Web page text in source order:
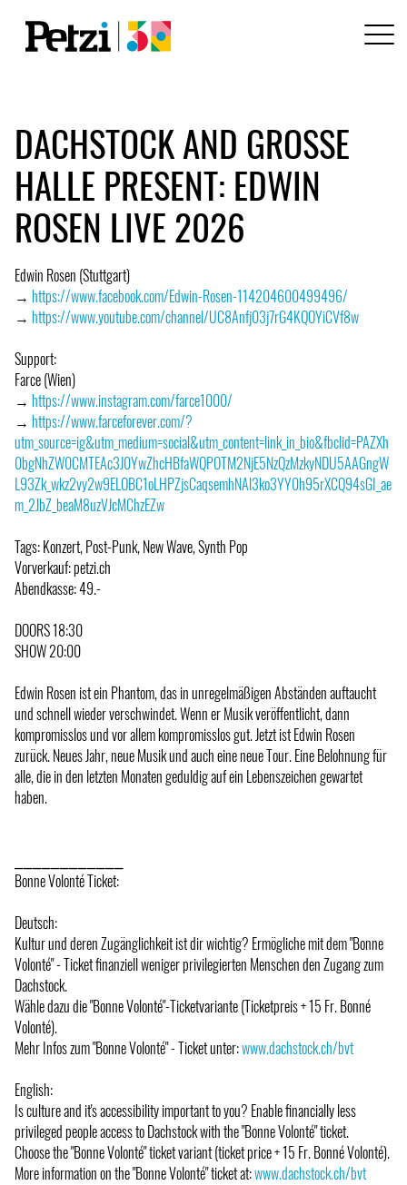
DACHSTOCK AND GROSSE
HALLE PRESENT: EDWIN
ROSEN LIVE 2026
Edwin Rosen (Stuttgart)
→ https://www.facebook.com/Edwin-Rosen-114204600499496/
→ https://www.youtube.com/channel/UC8Anfj03j7rG4KQOYiCVf8w
Support:
Farce (Wien)
→ https://www.instagram.com/farce1000/
→ https://www.farceforever.com/?
utm_source=ig&utm_medium=social&utm_content=link_in_bio&fbclid=PAZXh
0bgNhZW0CMTEAc3J0YwZhcHBfaWQPOTM2NjE5NzQzMzkyNDU5AAGngW
L93Zk_wkz2vy2w9ELOBC1oLHPZjsCaqsemhNAl3ko3YY0h95rXCQ94sGI_ae
m_2JbZ_beaM8uzVJcMChzEZw
Tags: Konzert, Post-Punk, New Wave, Synth Pop
Vorverkauf: petzi.ch
Abendkasse: 49.-
DOORS 18:30
SHOW 20:00
Edwin Rosen ist ein Phantom, das in unregelmäßigen Abständen auftaucht
und schnell wieder verschwindet. Wenn er Musik veröffentlicht, dann
kompromisslos und vor allem kompromisslos gut. Jetzt ist Edwin Rosen
zurück. Neues Jahr, neue Musik und auch eine neue Tour. Eine Belohnung für
alle, die in den letzten Monaten geduldig auf ein Lebenszeichen gewartet
haben.
Bonne Volonté Ticket:
Deutsch:
Kultur und deren Zugänglichkeit ist dir wichtig? Ermögliche mit dem "Bonne
Volonté" - Ticket finanziell weniger privilegierten Menschen den Zugang zum
Dachstock.
Wähle dazu die "Bonne Volonté"-Ticketvariante (Ticketpreis + 15 Fr. Bonné
Volonté).
Mehr Infos zum "Bonne Volonté" - Ticket unter:www.dachstock.ch/bvt
English:
Is culture and it's accessibility important to you? Enable financially less
privileged people access to Dachstock with the "Bonne Volonté" ticket.
Choose the "Bonne Volonté" ticket variant (ticket price + 15 Fr. Bonné Volonté).
More information on the "Bonne Volonté" ticket at:www.dachstock.ch/bvt